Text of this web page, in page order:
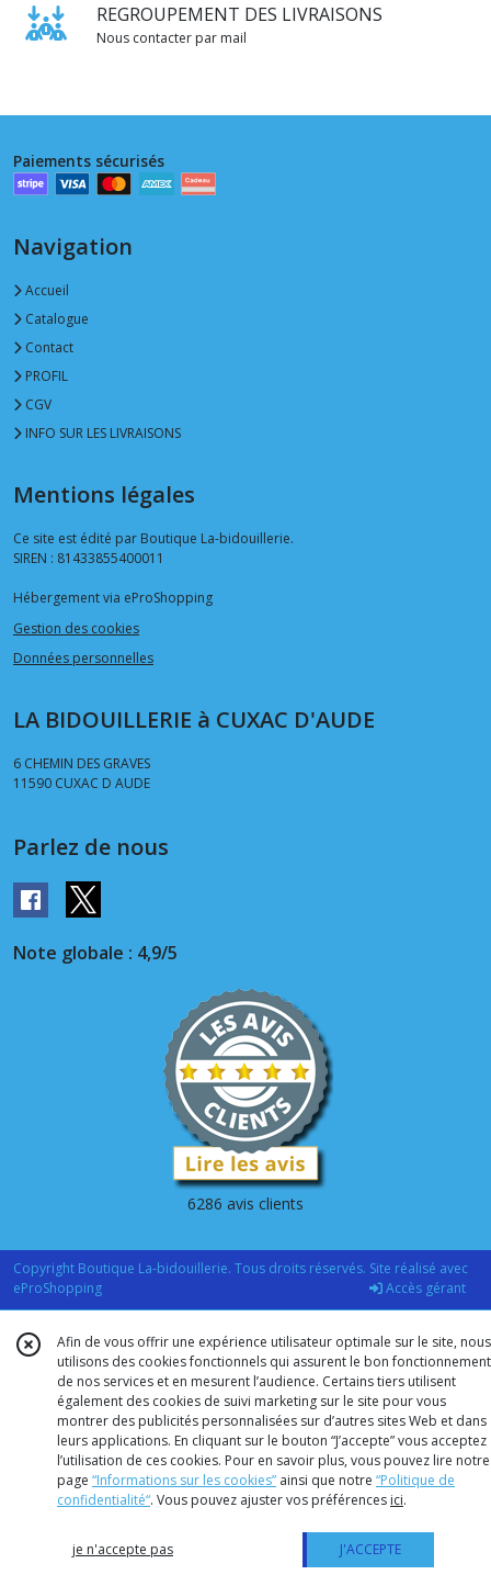
REGROUPEMENT DES LIVRAISONS
Nous contacter par mail
Paiements sécurisés
Navigation
Accueil
Catalogue
Contact
PROFIL
CGV
INFO SUR LES LIVRAISONS
Mentions légales
Ce site est édité par Boutique La-bidouillerie.
SIREN : 81433855400011
Hébergement via eProShopping
Gestion des cookies
Données personnelles
LA BIDOUILLERIE à CUXAC D'AUDE
6 CHEMIN DES GRAVES
11590 CUXAC D AUDE
Parlez de nous
Note globale : 4,9/5
6286 avis clients
Copyright Boutique La-bidouillerie. Tous droits réservés. Site réalisé avec
eProShopping
Accès gérant
Afin de vous offrir une expérience utilisateur optimale sur le site, nous
utilisons des cookies fonctionnels qui assurent le bon fonctionnement
de nos services et en mesurent l’audience. Certains tiers utilisent
également des cookies de suivi marketing sur le site pour vous
montrer des publicités personnalisées sur d’autres sites Web et dans
leurs applications. En cliquant sur le bouton “J’accepte” vous acceptez
l’utilisation de ces cookies. Pour en savoir plus, vous pouvez lire notre
page “Informations sur les cookies” ainsi que notre “Politique de
confidentialité“. Vous pouvez ajuster vos préférences ici.
je n'accepte pas J'ACCEPTE